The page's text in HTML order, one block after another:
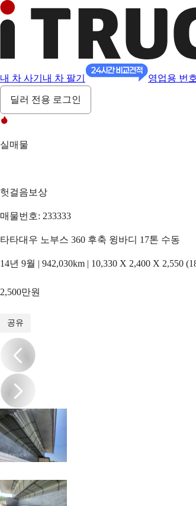
내 차 사기 내 차 팔기 영업용 번
딜러 전용 로그인
실매물
헛걸음보상
매물번호: 233333
타타대우 노부스 360 후축 윙바디 17톤 수동
14년 9월 | 942,030km | 10,330 X 2,400 X 2,550
2,500만원
공유
/13